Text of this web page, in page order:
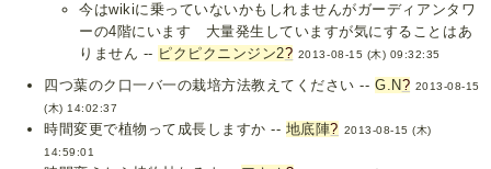
今はwikiに乗っていないかもしれませんがガーディアンタワ
ーの4階にいます 大量発生していますが気にすることはあ
りません -- ピクピクニンジン2? 2013-08-15 (木) 09:32:35
四つ葉のク口一バ一の栽培方法教えてください --G.N? 2013-08-15
(木) 14:02:37
時間変更で植物って成長しますか -- 地底陣? 2013-08-15 (木)
14:59:01